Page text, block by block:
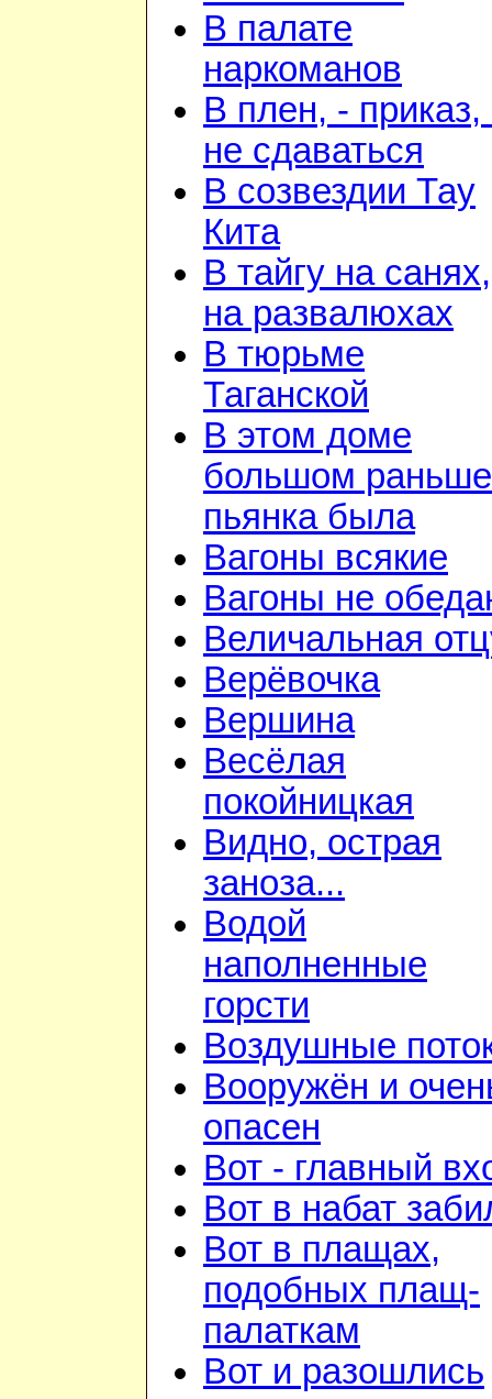
В палате
наркоманов
В плен, - приказ,
не сдаваться
В созвездии Тау
Кита
В тайгу на санях,
на развалюхах
В тюрьме
Таганской
В этом доме
большом раньше
пьянка была
Вагоны всякие
Вагоны не
Величальная
Верёвочка
Вершина
Весёлая
покойницкая
Видно, острая
заноза...
Водой
наполненные
горсти
Воздушные
Вооружён и
опасен
Вот - главный
Вот в набат
Вот в плащах,
подобных плащ-
палаткам
Вот и разошлись